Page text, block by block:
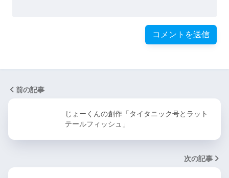
前の記事
じょーくんの創作「タイタニック号とラット
テールフィッシュ」
次の記事